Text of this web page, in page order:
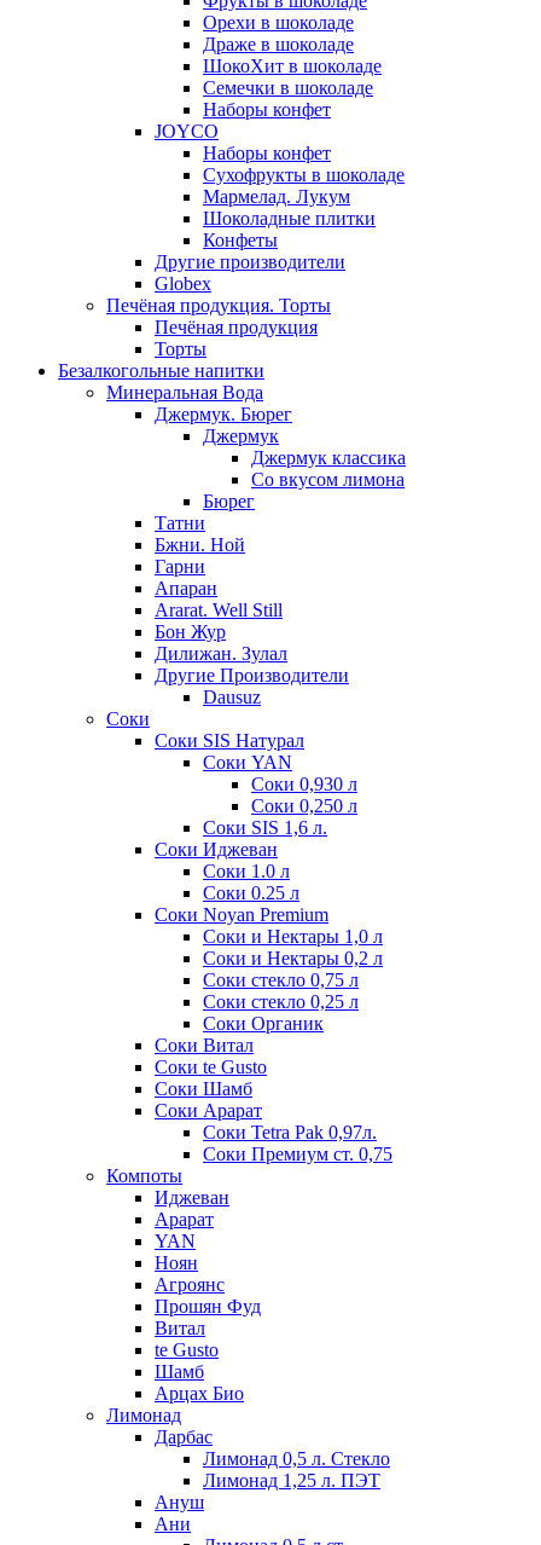
Орехи в шоколаде
Драже в шоколаде
ШокоХит в шоколаде
Семечки в шоколаде
Наборы конфет
JOYCO
Наборы конфет
Сухофрукты в шоколаде
Мармелад. Лукум
Шоколадные плитки
Конфеты
Другие производители
Globex
Печёная продукция. Торты
Печёная продукция
Торты
Безалкогольные напитки
Минеральная Вода
Джермук. Бюрег
Джермук
Джермук классика
Со вкусом лимона
Бюрег
Татни
Бжни. Ной
Гарни
Апаран
Ararat. Well Still
Бон Жур
Дилижан. Зулал
Другие Производители
Dausuz
Соки
Соки SIS Натурал
Соки YAN
Соки 0,930 л
Соки 0,250 л
Соки SIS 1,6 л.
Соки Иджеван
Соки 1.0 л
Соки 0.25 л
Соки Noyan Premium
Соки и Нектары 1,0 л
Соки и Нектары 0,2 л
Соки стекло 0,75 л
Соки стекло 0,25 л
Соки Органик
Соки Витал
Соки te Gusto
Соки Шамб
Соки Арарат
Соки Tetra Pak 0,97л.
Соки Премиум ст. 0,75
Компоты
Иджеван
Арарат
YAN
Ноян
Агроянс
Прошян Фуд
Витал
te Gusto
Шамб
Арцах Био
Лимонад
Дарбас
Лимонад 0,5 л. Стекло
Лимонад 1,25 л. ПЭТ
Ануш
Ани